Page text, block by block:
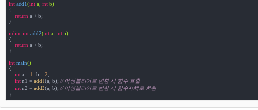
int add1(int a, int b)
{
return a + b;
}
inline int add2(int a, int b)
{
return a + b;
}
int main()
{
int a = 1 , b = 2;
int n1 = add1(a, b); // 어샘블리어로 변환 시 함수 호출
int n2 = add2(a, b); // 어샘블리어로 변환 시 함수자체로 치환
}